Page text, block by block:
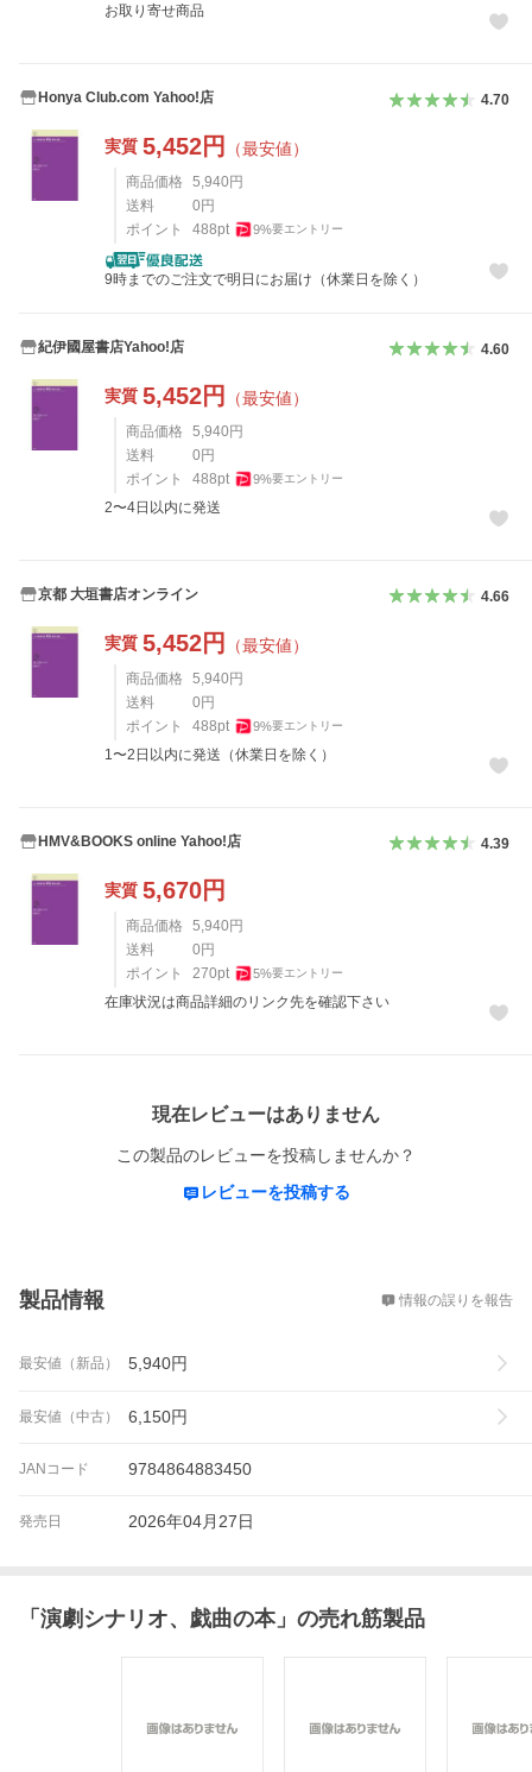
お取り寄せ商品
Honya Club.com Yahoo!店 4.70
実質 5,452円 （最安値）
商品価格 5,940 円
送料
0 円
ポイント
488pt 9%要エントリー
9時までのご注文で明日にお届け（休業日を除く）
紀伊國屋書店Yahoo!店 4.60
実質 5,452円 （最安値）
商品価格 5,940円
送料
0円
ポイント
488pt 9%要エントリー
2〜4日以内に発送
京都 大垣書店オンライン 4.66
実質 5,452円 （最安値）
商品価格 5,940円
送料
0円
ポイント
488pt 9%要エントリー
1〜2日以内に発送（休業日を除く）
HMV&BOOKS online Yahoo!店 4.39
実質 5,670円
商品価格 5,940円
送料
0円
ポイント
270pt 5%要エントリー
在庫状況は商品詳細のリンク先を確認下さい
現在レビューはありません
この製品のレビューを投稿しませんか？
レビューを投稿する
製品情報 情報の誤りを報告
最安値（新品） 5,940円
最安値（中古） 6,150円
JANコード 9784864883450
発売日 2026年04月27日
「 演劇シナリオ、戯曲の本」の売れ筋製品